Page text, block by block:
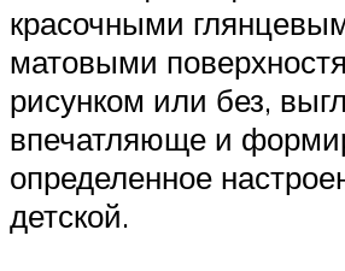
красочными
матовыми
рисунком или без,
впечатляюще и
определенное
детской.